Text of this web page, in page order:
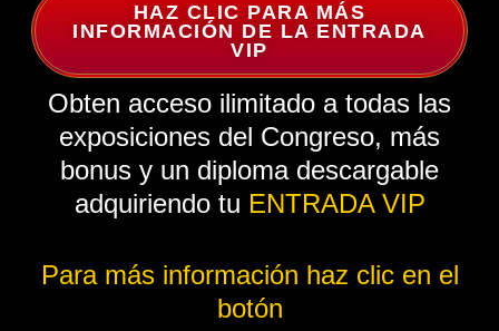
HAZ CLIC PARA MÁS
INFORMACIÓN DE LA ENTRADA
VIP
Obten acceso ilimitado a todas las
exposiciones del Congreso, más
bonus y un diploma descargable
adquiriendo tu ENTRADA VIP
Para más información haz clic en el
botón